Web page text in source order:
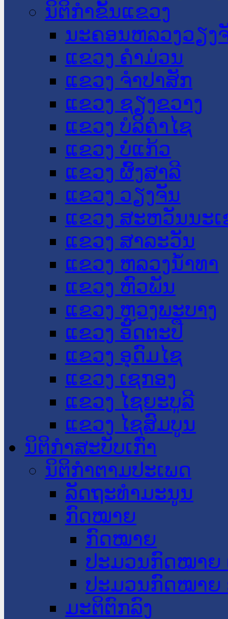
ນິຕິກໍາຂັ້ນແຂວງ
ນະ​ຄອນ​ຫລວງວຽງ
ແຂວງ ຄໍາມ່ວນ
ແຂວງ ຈໍາປາສັກ
ແຂວງ ຊຽງຂວາງ
ແຂວງ ບໍລິຄໍາໄຊ
ແຂວງ ບໍ່ແກ້ວ
ແຂວງ ຜົ້ງສາລີ
ແຂວງ ວຽງຈັນ
ແຂວງ ສະຫວັນນະ
ແຂວງ ສາລະວັນ
ແຂວງ ຫລວງນໍ້າທາ
ແຂວງ ຫົວພັນ
ແຂວງ ຫຼວງພະບາງ
ແຂວງ ອັດຕະປື
ແຂວງ ອຸດົມໄຊ
ແຂວງ ເຊກອງ
ແຂວງ ໄຊຍະບູລີ
ແຂວງ ໄຊສົມບູນ
ນິຕິກໍາສະບັບເກົ່າ
ນິຕິກຳຕາມປະເພດ
ລັດຖະທໍາມະນູນ
ກົດໝາຍ
ກົດໝາຍ
ປະມວນກົດໝາຍ
ປະມວນກົດໝາຍ
ມະຕິຕົກລົງ